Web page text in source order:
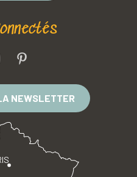
NEWSLETTER